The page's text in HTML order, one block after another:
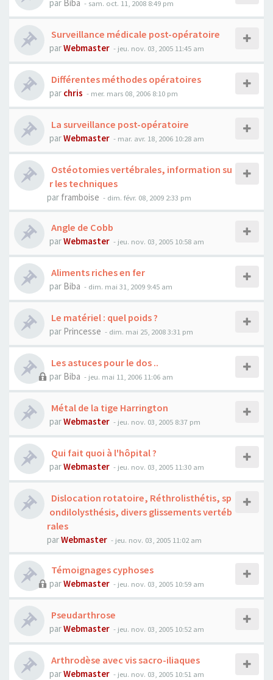
par Biba - sam. oct. 11, 2008 8:49 pm
Surveillance médicale post-opératoire
parWebmaster - jeu. nov. 03, 2005 11:45 am
Différentes méthodes opératoires
par chris - mer. mars 08, 2006 8:10 pm
La surveillance post-opératoire
parWebmaster - mar. avr. 18, 2006 10:28 am
Ostéotomies vertébrales, information su
r les techniques
par framboise - dim. févr. 08, 2009 2:33 pm
Angle de Cobb
parWebmaster - jeu. nov. 03, 2005 10:58 am
Aliments riches en fer
par Biba - dim. mai 31, 2009 9:45 am
Le matériel : quel poids ?
par Princesse - dim. mai 25, 2008 3:31 pm
Les astuces pour le dos ..
par Biba - jeu. mai 11, 2006 11:06 am
Métal de la tige Harrington
parWebmaster - jeu. nov. 03, 2005 8:37 pm
Qui fait quoi à l'hôpital ?
parWebmaster - jeu. nov. 03, 2005 11:30 am
Dislocation rotatoire, Réthrolisthétis, sp
ondilolysthésis, divers glissements vertéb
rales
parWebmaster - jeu. nov. 03, 2005 11:02 am
Témoignages cyphoses
parWebmaster - jeu. nov. 03, 2005 10:59 am
Pseudarthrose
parWebmaster - jeu. nov. 03, 2005 10:52 am
Arthrodèse avec vis sacro-iliaques
parWebmaster - jeu. nov. 03, 2005 10:51 am